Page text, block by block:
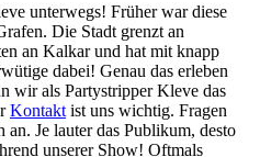
unterwegs! Früher war diese
Die Stadt grenzt an
an Kalkar und hat mit knapp
dabei! Genau das erleben
wir als Partystripper Kleve das
Kontakt ist uns wichtig. Fragen
an. Je lauter das Publikum, desto
unserer Show! Oftmals